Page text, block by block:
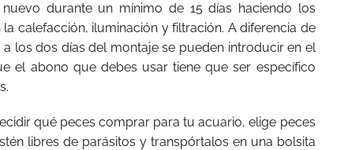
durante un mínimo de 15 días haciendo los
calefacción, iluminación y filtración. A diferencia de
a los dos días del montaje se pueden introducir en el
el abono que debes usar tiene que ser específico
qué peces comprar para tu acuario, elige peces
libres de parásitos y transpórtalos en una bolsita